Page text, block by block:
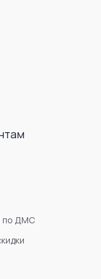
по ДМС